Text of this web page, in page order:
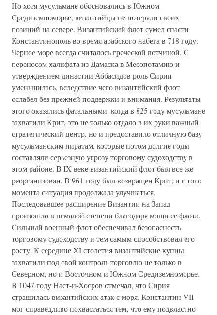
Но хотя мусульмане обосновались в Южном
Средиземноморье, византийцы не потеряли своих
позиций на севере. Византийский флот сумел спасти
Константинополь во время арабского набега в 718 году.
Черное море всегда считалось греческой вотчиной. С
переносом халифата из Дамаска в Месопотамию и
утверждением династии Аббасидов роль Сирии
уменьшилась, вследствие чего византийский флот
ослабел без прежней поддержки и внимания. Результаты
этого оказались фатальными: когда в 825 году мусульмане
захватили Крит, это не только отдало в их руки важный
стратегический центр, но и предоставило отличную базу
мусульманским пиратам, которые потом долгие годы
составляли серьезную угрозу торговому судоходству в
этом районе. В IX веке византийский флот был все же
реорганизован. В 961 году был возвращен Крит, и с того
момента ситуация продолжала улучшаться.
Последовавшее расширение Византии на Запад
произошло в немалой степени благодаря мощи ее флота.
Сильный военный флот обеспечивал безопасность
торговому судоходству и тем самым способствовал его
росту. К середине XI столетия византийские купцы
захватили под свой контроль торговлю не только в
Северном, но и Восточном и Южном Средиземноморье.
В 1047 году Наст-и-Хосров отмечал, что Сирия
страшилась византийских атак с моря. Константин VII
мог справедливо похвастаться тем, что ему подвластно